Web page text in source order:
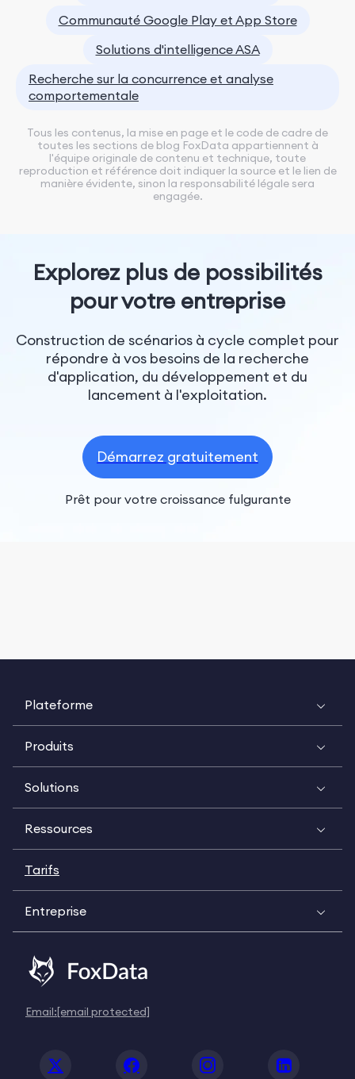
Communauté Google Play et App Store
Solutions d'intelligence ASA
Recherche sur la concurrence et analyse
comportementale
Tous les contenus, la mise en page et le code de cadre de
toutes les sections de blog FoxData appartiennent à
l'équipe originale de contenu et technique, toute
reproduction et référence doit indiquer la source et le lien de
manière évidente, sinon la responsabilité légale sera
engagée.
Explorez plus de possibilités
pour votre entreprise
Construction de scénarios à cycle complet pour
répondre à vos besoins de la recherche
d'application, du développement et du
lancement à l'exploitation.
Démarrez gratuitement
Prêt pour votre croissance fulgurante
Plateforme
Produits
Solutions
Ressources
Tarifs
Entreprise
Email:[email protected]